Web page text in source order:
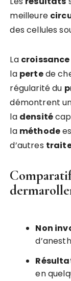
meilleure
des cellules
La croissance
la pertede
régularité du
démontrent
la densité
la méthode
d’autres
Non
en